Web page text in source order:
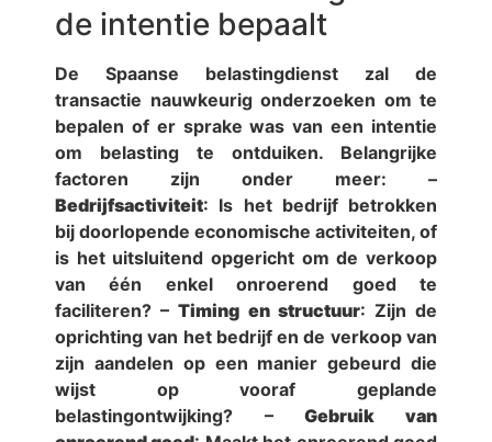
de intentie bepaalt
De Spaanse belastingdienst zal de
transactie nauwkeurig onderzoeken om te
bepalen of er sprake was van een intentie
om belasting te ontduiken. Belangrijke
factoren zijn onder meer: –
Bedrijfsactiviteit: Is het bedrijf betrokken
bij doorlopende economische activiteiten, of
is het uitsluitend opgericht om de verkoop
van één enkel onroerend goed te
faciliteren? –Timing en structuur: Zijn de
oprichting van het bedrijf en de verkoop van
zijn aandelen op een manier gebeurd die
wijst op vooraf geplande
belastingontwijking? –Gebruik van